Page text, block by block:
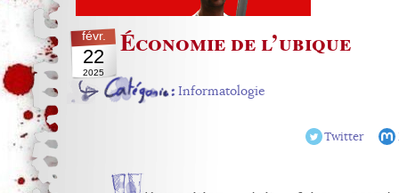
févr.
22
2025
Économie de l’ubique
Informatologie
Twitter